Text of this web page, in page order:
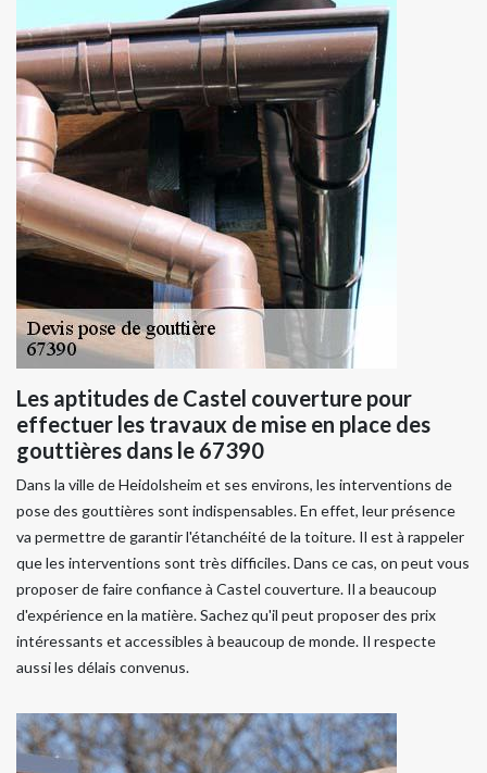
Les aptitudes de Castel couverture pour
effectuer les travaux de mise en place des
gouttières dans le 67390
Dans la ville de Heidolsheim et ses environs, les interventions de
pose des gouttières sont indispensables. En effet, leur présence
va permettre de garantir l'étanchéité de la toiture. Il est à rappeler
que les interventions sont très difficiles. Dans ce cas, on peut vous
proposer de faire confiance à Castel couverture. Il a beaucoup
d'expérience en la matière. Sachez qu'il peut proposer des prix
intéressants et accessibles à beaucoup de monde. Il respecte
aussi les délais convenus.